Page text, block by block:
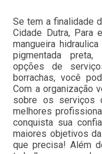
Se tem a finalidade
Cidade Dutra, Para
mangueira
pigmentada preta,
opções de
borrachas, você
Com a organização
sobre os serviços
melhores
conquista sua
maiores objetivos
que precisa! Além